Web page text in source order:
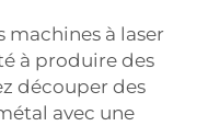
machines à laser
à produire des
découper des
avec une